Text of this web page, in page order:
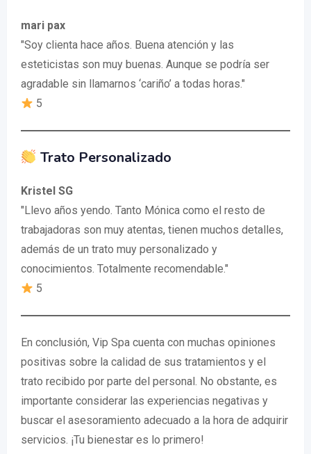
mari pax
"Soy clienta hace años. Buena atención y las
esteticistas son muy buenas. Aunque se podría ser
agradable sin llamarnos ‘cariño’ a todas horas."
5
Trato Personalizado
Kristel SG
"Llevo años yendo. Tanto Mónica como el resto de
trabajadoras son muy atentas, tienen muchos detalles,
además de un trato muy personalizado y
conocimientos. Totalmente recomendable."
5
En conclusión, Vip Spa cuenta con muchas opiniones
positivas sobre la calidad de sus tratamientos y el
trato recibido por parte del personal. No obstante, es
importante considerar las experiencias negativas y
buscar el asesoramiento adecuado a la hora de adquirir
servicios. ¡Tu bienestar es lo primero!